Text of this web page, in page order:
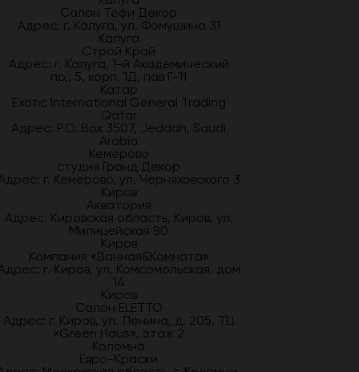
Салон Тефи Декор
Адрес: г. Калуга, ул. Фомушина 31
Калуга
Строй Край
Адрес: г. Калуга, 1-й Академический
пр., 5, корп. 1Д, пав Г-11
Катар
Exotic International General Trading
Qatar
Адрес: P.O. Box 3507, Jeddah, Saudi
Arabia
Кемерово
студия Гранд Декор
г. Кемерово, ул. Черняховского 3
Киров
Акватория
Адрес: Кировская область, Киров, ул.
Милицейская 80
Киров
Компания «Ванная&Комната»
г. Киров, ул. Комсомольская, дом
14
Киров
Салон ELETTO
Адрес: г. Киров, ул. Ленина, д. 205, ТЦ
«Green Haus», этаж 2
Коломна
Евро-Краски